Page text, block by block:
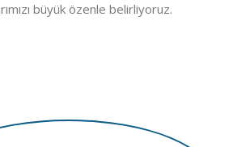
büyük özenle belirliyoruz.